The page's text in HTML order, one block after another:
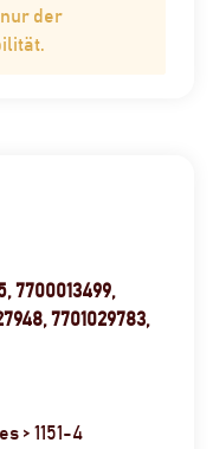
der
7700013499,
7701029783,
> 1151-4